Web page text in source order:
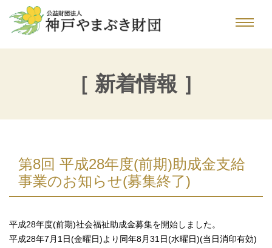
［ 新着情報 ］
第8回 平成28年度(前期)助成金支給
事業のお知らせ(募集終了)
平成28年度(前期)社会福祉助成金募集を開始しました。
平成28年7月1日(金曜日)より同年8月31日(水曜日)(当日消印有効)